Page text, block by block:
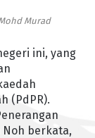
Murad
ini, yang
(PdPR).
Noh berkata,